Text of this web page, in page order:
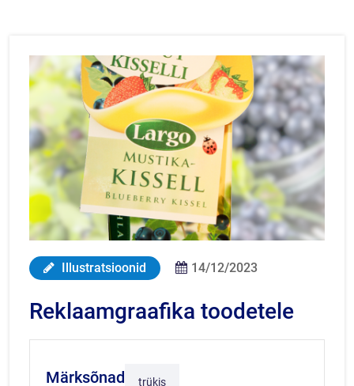
Illustratsioonid 14/12/2023
Reklaamgraafika toodetele
Märksõnad trükis